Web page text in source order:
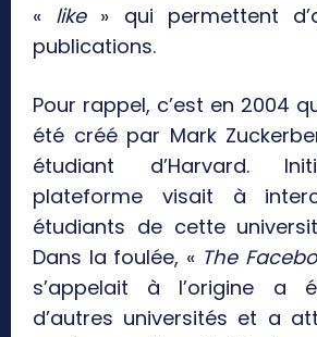
« like» qui permettent
publications.
Pour rappel, c’est en 2004
été créé par Mark
étudiant d’Harvard.
plateforme visait à
étudiants de cette
Dans la foulée, « The
s’appelait à l’origine a
d’autres universités et a